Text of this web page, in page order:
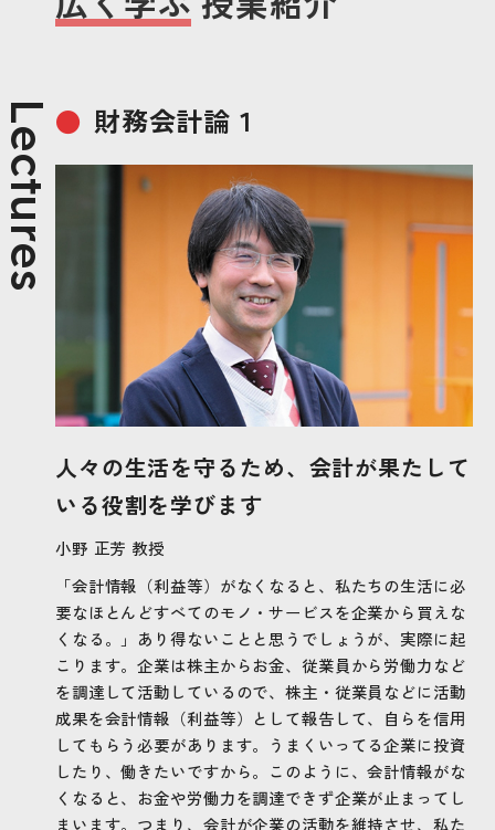
財務会計論１
人々の生活を守るため、会計が果たして
いる役割を学びます
小野 正芳 教授
「会計情報（利益等）がなくなると、私たちの生活に必
要なほとんどすべてのモノ・サービスを企業から買えな
くなる。」あり得ないことと思うでしょうが、実際に起
こります。企業は株主からお金、従業員から労働力など
を調達して活動しているので、株主・従業員などに活動
成果を会計情報（利益等）として報告して、自らを信用
してもらう必要があります。うまくいってる企業に投資
したり、働きたいですから。このように、会計情報がな
くなると、お金や労働力を調達できず企業が止まってし
まいます。つまり、会計が企業の活動を維持させ、私た